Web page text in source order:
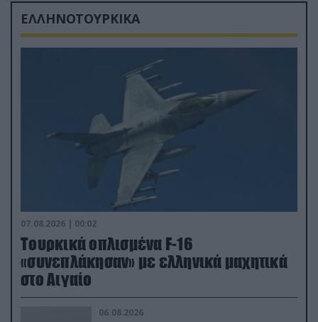
ΕΛΛΗΝΟΤΟΥΡΚΙΚΑ
07.08.2026 | 00:02
Τουρκικά οπλισμένα F-16
«συνεπλάκησαν» με ελληνικά μαχητικά
στο Αιγαίο
06.08.2026